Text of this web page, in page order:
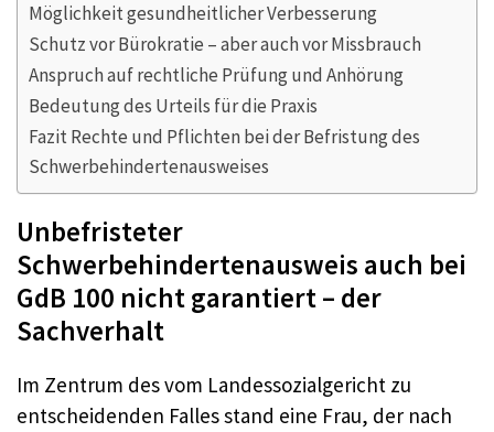
Möglichkeit gesundheitlicher Verbesserung
Schutz vor Bürokratie – aber auch vor Missbrauch
Anspruch auf rechtliche Prüfung und Anhörung
Bedeutung des Urteils für die Praxis
Fazit Rechte und Pflichten bei der Befristung des
Schwerbehindertenausweises
Unbefristeter
Schwerbehindertenausweis auch bei
GdB 100 nicht garantiert – der
Sachverhalt
Im Zentrum des vom Landessozialgericht zu
entscheidenden Falles stand eine Frau, der nach